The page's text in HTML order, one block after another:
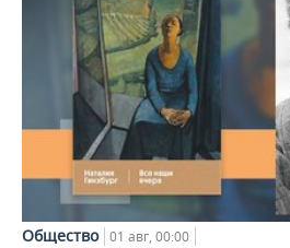
Общество 01 авг, 00:00